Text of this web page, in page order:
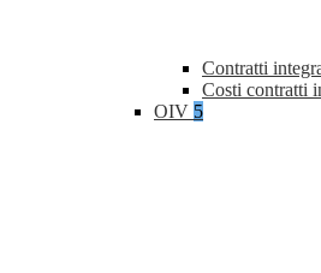
Contratti
Costi contratti
OIV 5